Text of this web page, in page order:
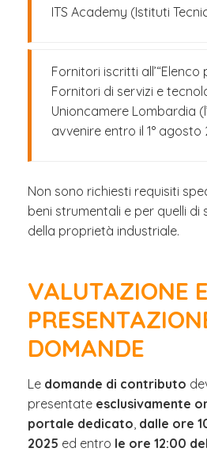
ITS Academy (Istituti
Fornitori iscritti all’“Elenco
Fornitori di servizi e
Unioncamere Lombardia
avvenire entro il 1° agosto
Non sono richiesti requisiti
beni strumentali e per quelli di
della proprietà industriale.
VALUTAZIONE E
DOMANDE
Le domande di contributo
presentate esclusivamente
portale dedicato, dalle ore
2025 ed entro le ore 12:00